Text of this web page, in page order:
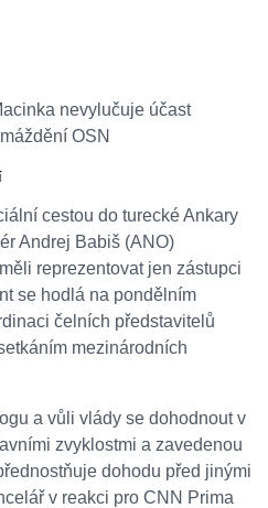
nevylučuje účast
OSN
cestou do turecké Ankary
Andrej Babiš (ANO)
reprezentovat jen zástupci
se hodlá na pondělním
čelních představitelů
mezinárodních
a vůli vlády se dohodnout v
zvyklostmi a zavedenou
dohodu před jinými
v reakci pro CNN Prima